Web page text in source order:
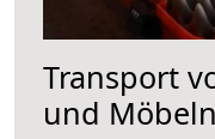
Transport
und